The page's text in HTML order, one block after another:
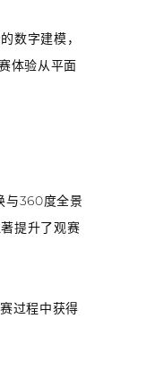
数字建模，
体验从平面
与360度全景
提升了观赛
过程中获得